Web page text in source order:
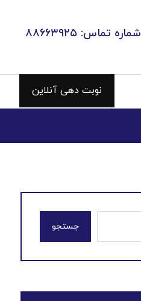
شماره تماس: ۸۸۶۶۳۹۲۵
نوبت دهی آنلاین
جستجو